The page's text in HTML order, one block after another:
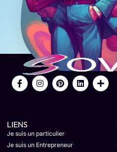
LIENS
Je suis un particulier
Je suis un Entrepreneur